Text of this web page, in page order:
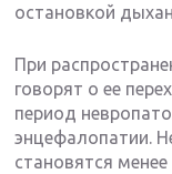
остановкой
При
говорят о ее
период
энцефалопатии.
становятся